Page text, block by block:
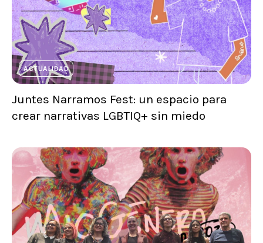
ACTUALIDAD
Juntes Narramos Fest: un espacio para
crear narrativas LGBTIQ+ sin miedo